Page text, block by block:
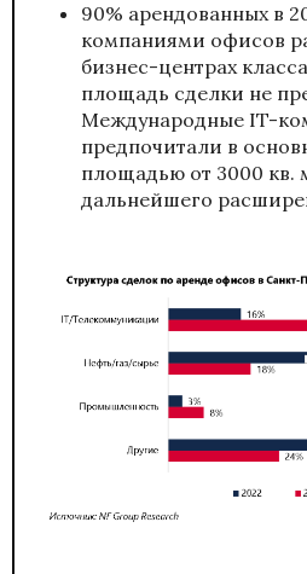
90% арендованных в
компаниями офисов
бизнес-центрах
площадь сделки не
Международные IT-
предпочитали в
площадью от 3000 кв.
дальнейшего